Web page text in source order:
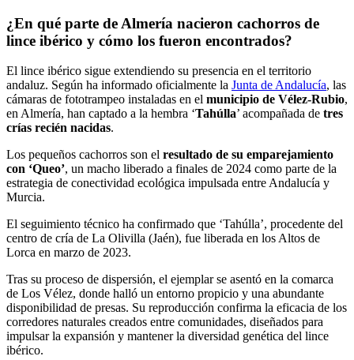
¿En qué parte de Almería nacieron cachorros de
lince ibérico y cómo los fueron encontrados?
El lince ibérico sigue extendiendo su presencia en el territorio
andaluz. Según ha informado oficialmente la Junta de Andalucía, las
cámaras de fototrampeo instaladas en el municipio de Vélez-Rubio,
en Almería, han captado a la hembra ‘Tahúlla’ acompañada de tres
crías recién nacidas.
Los pequeños cachorros son el resultado de su emparejamiento
con ‘Queo’, un macho liberado a finales de 2024 como parte de la
estrategia de conectividad ecológica impulsada entre Andalucía y
Murcia.
El seguimiento técnico ha confirmado que ‘Tahúlla’, procedente del
centro de cría de La Olivilla (Jaén), fue liberada en los Altos de
Lorca en marzo de 2023.
Tras su proceso de dispersión, el ejemplar se asentó en la comarca
de Los Vélez, donde halló un entorno propicio y una abundante
disponibilidad de presas. Su reproducción confirma la eficacia de los
corredores naturales creados entre comunidades, diseñados para
impulsar la expansión y mantener la diversidad genética del lince
ibérico.